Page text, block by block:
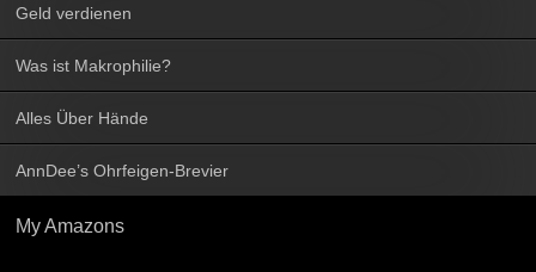
Geld verdienen
Was ist Makrophilie?
Alles Über Hände
AnnDee’s Ohrfeigen-Brevier
My Amazons